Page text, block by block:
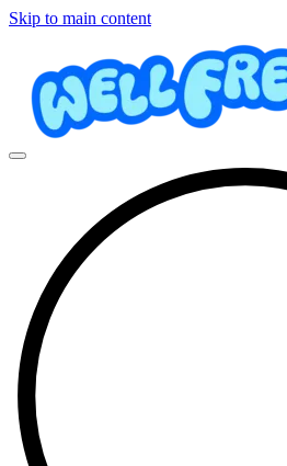
Skip to main content